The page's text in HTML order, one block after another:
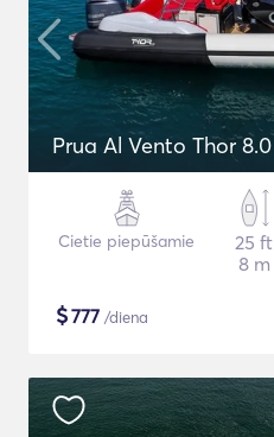
Prua Al Vento Thor 8.0
Cietie piepūšamie
25 ft
8 m
$777 /diena